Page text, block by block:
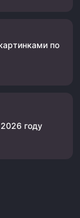
по
году